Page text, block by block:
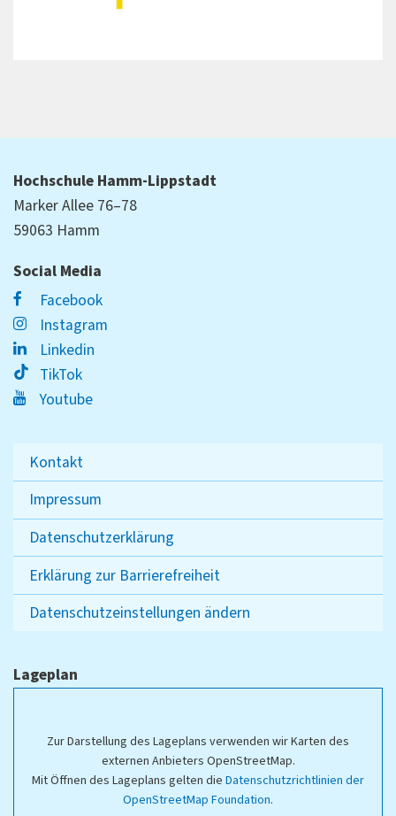
Hochschule Hamm-Lippstadt
Marker Allee 76–78
59063 Hamm
Social Media
Facebook
Instagram
Linkedin
TikTok
Youtube
Kontakt
Impressum
Datenschutzerklärung
Erklärung zur Barrierefreiheit
Datenschutzeinstellungen ändern
Lageplan
Zur Darstellung des Lageplans verwenden wir Karten des
externen Anbieters OpenStreetMap.
Mit Öffnen des Lageplans gelten die Datenschutzrichtlinien der
OpenStreetMap Foundation.